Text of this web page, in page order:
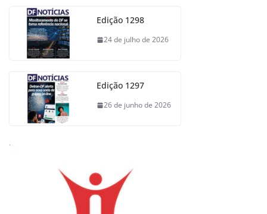
Edição 1298
24 de julho de 2026
Edição 1297
26 de junho de 2026